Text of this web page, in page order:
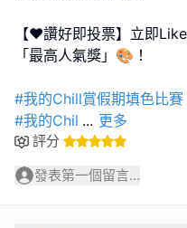
【❤️讚好即投票】立即
「最高人氣獎」🎨！
#我的Chill賞假期填色比賽
#我的Chil ... 更多
評分
發表第一個留言...